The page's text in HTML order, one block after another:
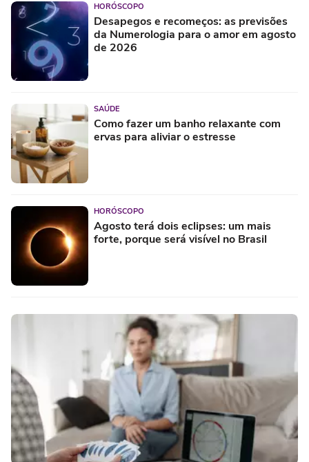
HORÓSCOPO
Desapegos e recomeços: as previsões
da Numerologia para o amor em agosto
de 2026
SAÚDE
Como fazer um banho relaxante com
ervas para aliviar o estresse
HORÓSCOPO
Agosto terá dois eclipses: um mais
forte, porque será visível no Brasil